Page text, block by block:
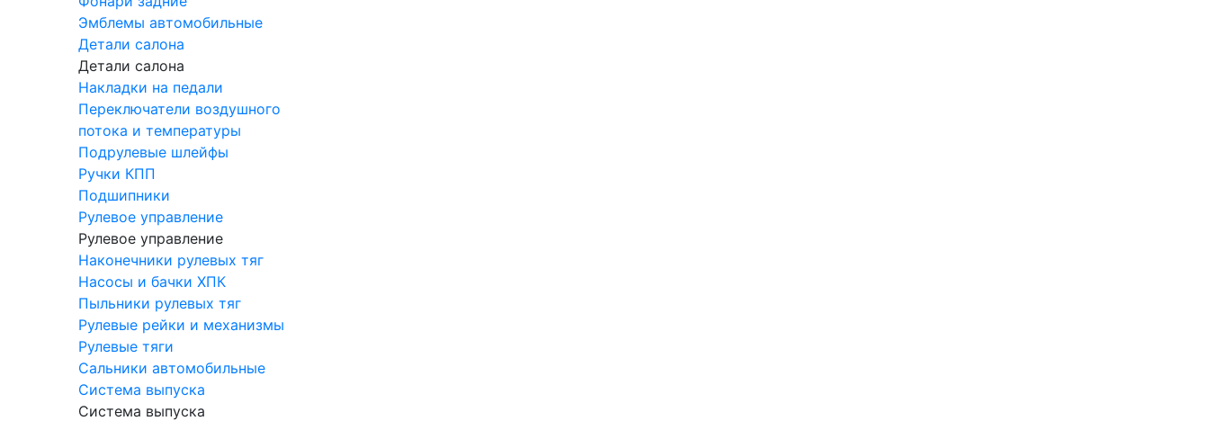
Эмблемы автомобильные
Детали салона
Детали салона
Накладки на педали
Переключатели воздушного
потока и температуры
Подрулевые шлейфы
Ручки КПП
Подшипники
Рулевое управление
Рулевое управление
Наконечники рулевых тяг
Насосы и бачки ХПК
Пыльники рулевых тяг
Рулевые рейки и механизмы
Рулевые тяги
Сальники автомобильные
Система выпуска
Система выпуска